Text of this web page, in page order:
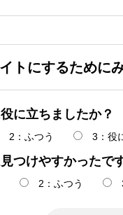
トにするために
に立ちましたか？
2：ふつう 3：役
つけやすかったで
2：ふつう